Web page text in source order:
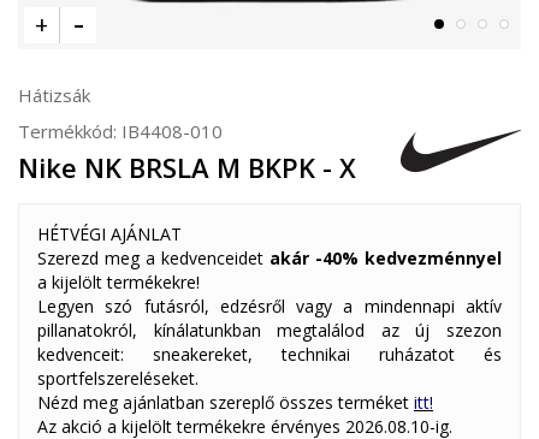
Hátizsák
Termékkód: IB4408-010
Nike NK BRSLA M BKPK - X
HÉTVÉGI AJÁNLAT
Szerezd meg a kedvenceidet akár -40% kedvezménnyel
a kijelölt termékekre!
Legyen szó futásról, edzésről vagy a mindennapi aktív
pillanatokról, kínálatunkban megtalálod az új szezon
kedvenceit: sneakereket, technikai ruházatot és
sportfelszereléseket.
Nézd meg ajánlatban szereplő összes terméket itt!
Az akció a kijelölt termékekre érvényes 2026.08.10-ig.